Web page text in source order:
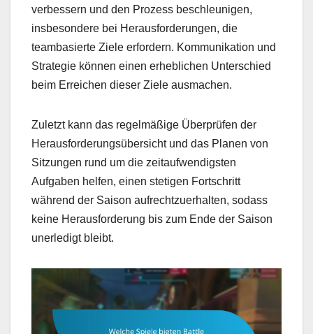
verbessern und den Prozess beschleunigen,
insbesondere bei Herausforderungen, die
teambasierte Ziele erfordern. Kommunikation und
Strategie können einen erheblichen Unterschied
beim Erreichen dieser Ziele ausmachen.
Zuletzt kann das regelmäßige Überprüfen der
Herausforderungsübersicht und das Planen von
Sitzungen rund um die zeitaufwendigsten
Aufgaben helfen, einen stetigen Fortschritt
während der Saison aufrechtzuerhalten, sodass
keine Herausforderung bis zum Ende der Saison
unerledigt bleibt.